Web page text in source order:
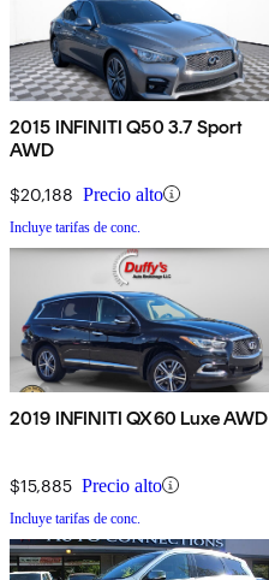
2015 INFINITI Q50 3.7 Sport
AWD
$20,188 Precio alto
Incluye tarifas de conc.
2019 INFINITI QX60 Luxe AWD
$15,885 Precio alto
Incluye tarifas de conc.